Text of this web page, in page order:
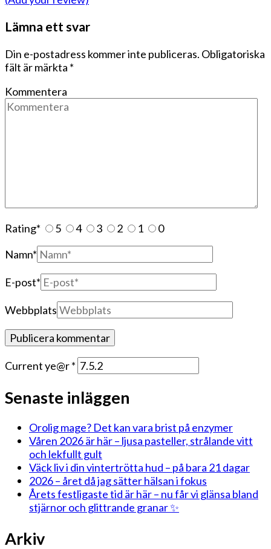
Lämna ett svar
Din e-postadress kommer inte publiceras. Obligatoriska
fält är märkta *
Kommentera
Rating* 5 4 3 2 1
0
Namn*
E-post*
Webbplats
Current ye@r*
Senaste inläggen
Orolig mage? Det kan vara brist på enzymer
Våren 2026 är här – ljusa pasteller, strålande vitt
och lekfullt gult
Väck liv i din vintertrötta hud – på bara 21 dagar
2026 – året då jag sätter hälsan i fokus
Årets festligaste tid är här – nu får vi glänsa bland
stjärnor och glittrande granar ✨
Arkiv